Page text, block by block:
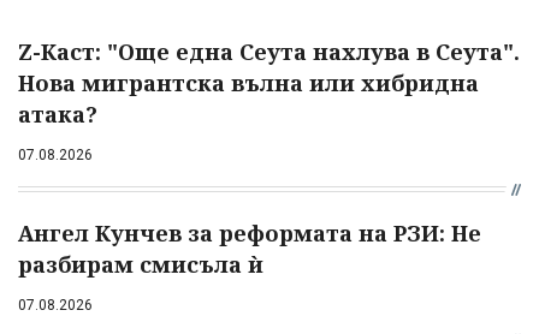
Z-Каст: "Още една Сеута нахлува в Сеута".
Нова мигрантска вълна или хибридна
атака?
07.08.2026
Ангел Кунчев за реформата на РЗИ: Не
разбирам смисъла ѝ
07.08.2026